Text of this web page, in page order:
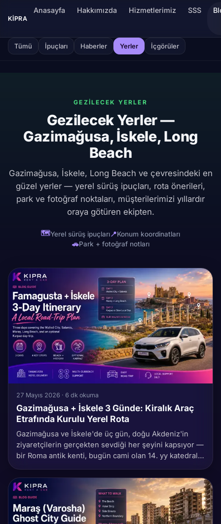
KIPRA
Anasayfa Hakkımızda Hizmetlerimiz SSS
Tümü İpuçları Haberler Yerler İçgörüler
GEZİLECEK YERLER
Gezilecek Yerler —
Gazimağusa, İskele, Long
Beach
Gazimağusa, İskele, Long Beach ve çevresindeki en
güzel yerler — yerel sürüş ipuçları, rota önerileri,
park ve fotoğraf noktaları, müşterilerimizi yıllardır
oraya götüren ekipten.
🗺Yerel sürüş ipuçları📍Konum koordinatları
🚗Park + fotoğraf notları
27 Mayıs 2026 · 6 dk okuma
Gazimağusa + İskele 3 Günde: Kiralık Araç
Etrafında Kurulu Yerel Rota
Gazimağusa ve İskele'de üç gün, doğu Akdeniz'in
ziyaretçilerin gerçekten sevdiği her şeyini kapsıyor —
bir Roma antik kenti, bugün cami olan 14. yy katedrali,
25 km altın kumu. Bu, Kipra müşterilerine 'ne
yapsam?' diye sorduklarında verdiğimiz gün-bu-gün
plan. Kiralık araç etrafında kurulu — ışık, yemek ve
karanlıkta sürmemek için optimize edilmiş.